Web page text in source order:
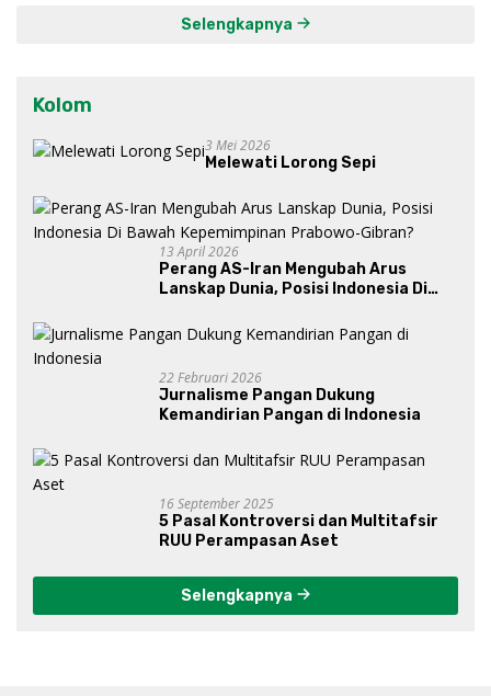
Selengkapnya
Kolom
3 Mei 2026
Melewati Lorong Sepi
13 April 2026
Perang AS-Iran Mengubah Arus
Lanskap Dunia, Posisi Indonesia Di
Gibran?
22 Februari 2026
Jurnalisme Pangan Dukung
Kemandirian Pangan di Indonesia
16 September 2025
5 Pasal Kontroversi dan Multitafsir
RUU Perampasan Aset
Selengkapnya